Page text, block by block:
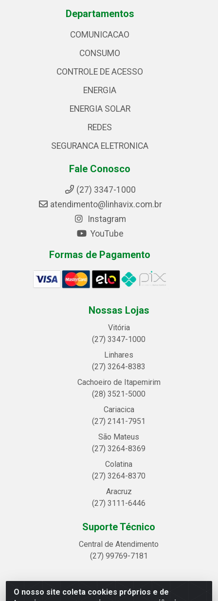
O nosso site coleta cookies próprios e de
Departamentos
COMUNICACAO
CONSUMO
CONTROLE DE ACESSO
ENERGIA
ENERGIA SOLAR
REDES
SEGURANCA ELETRONICA
Fale Conosco
(27) 3347-1000
atendimento@linhavix.com.br
Instagram
YouTube
Formas de Pagamento
Nossas Lojas
Vitória
(27) 3347-1000
Linhares
(27) 3264-8383
Cachoeiro de Itapemirim
(28) 3521-5000
Cariacica
(27) 2141-7951
São Mateus
(27) 3264-8369
Colatina
(27) 3264-8370
Aracruz
(27) 3111-6446
Suporte Técnico
Central de Atendimento
(27) 99769-7181
Linhavix Distribuidora LTDA - Avenida Alegre, 2521 -